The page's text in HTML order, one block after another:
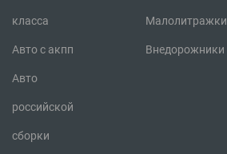
класса
Авто с акпп
Авто
российской
сборки
Малолитражки
Внедорожники